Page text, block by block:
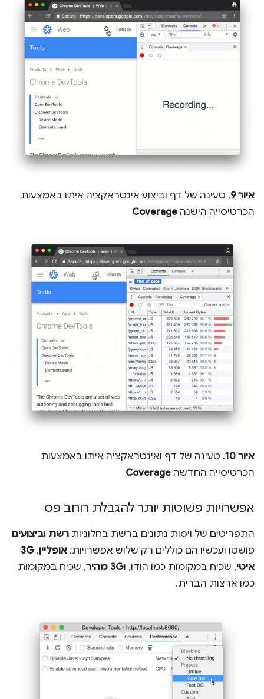
איור 9 . טעינה של דף וביצוע אינטראקציה איתו באמצעות
הכרטיסייה הישנה Coverage
איור 10
. טעינה של דף ואינטראקציה איתו באמצעות
הכרטיסייה החדשה Coverage
אפשרויות פשוטות יותר להגבלת רוחב פס
התפריטים של ויסות נתונים ברשת בחלוניות רשת וביצועים
פושטו ועכשיו הם כוללים רק שלוש אפשרויות: אופליין,
3G
איטי, שכיח במקומות כמו הודו, ו3G מהיר
, שכיח במקומות
כמו ארצות הברית.